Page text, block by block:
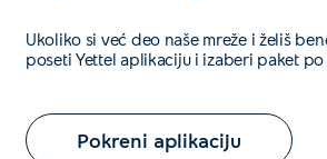
Ukoliko si već deo naše mreže i želiš
poseti Yettel aplikaciju i izaberi paket
Pokreni aplikaciju